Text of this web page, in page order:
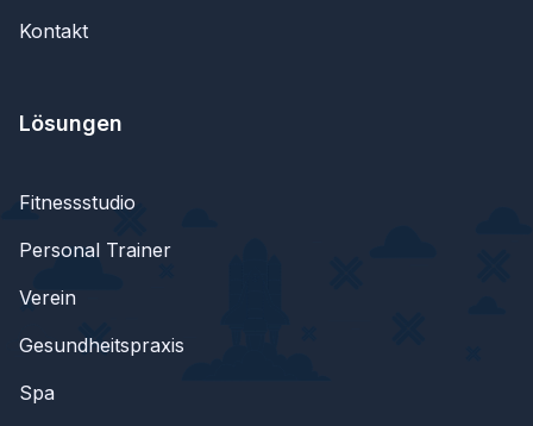
Kontakt
Lösungen
Fitnessstudio
Personal Trainer
Verein
Gesundheitspraxis
Spa